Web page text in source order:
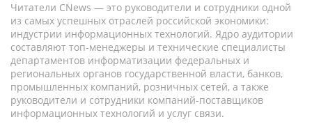
Читатели CNews — это руководители и сотрудники одной
из самых успешных отраслей российской экономики:
индустрии информационных технологий. Ядро аудитории
составляют топ-менеджеры и технические специалисты
департаментов информатизации федеральных и
региональных органов государственной власти, банков,
промышленных компаний, розничных сетей, а также
руководители и сотрудники компаний-поставщиков
информационных технологий и услуг связи.